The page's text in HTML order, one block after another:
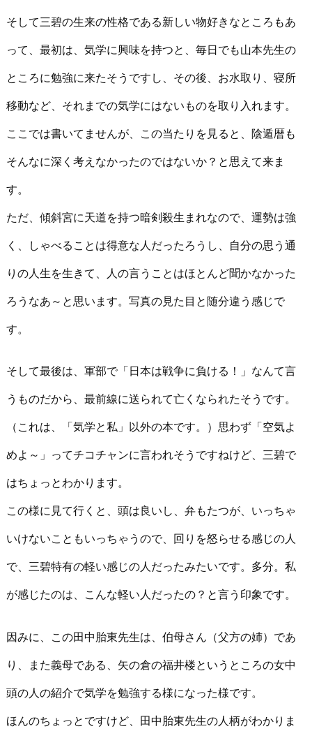
そして三碧の生来の性格である新しい物好きなところもあ
って、最初は、気学に興味を持つと、毎日でも山本先生の
ところに勉強に来たそうですし、その後、お水取り、寝所
移動など、それまでの気学にはないものを取り入れます。
ここでは書いてませんが、この当たりを見ると、陰遁暦も
そんなに深く考えなかったのではないか？と思えて来ま
す。
ただ、傾斜宮に天道を持つ暗剣殺生まれなので、運勢は強
く、しゃべることは得意な人だったろうし、自分の思う通
りの人生を生きて、人の言うことはほとんど聞かなかった
ろうなあ～と思います。写真の見た目と随分違う感じで
す。
そして最後は、軍部で「日本は戦争に負ける！」なんて言
うものだから、最前線に送られて亡くなられたそうです。
（これは、「気学と私」以外の本です。）思わず「空気よ
めよ～」ってチコチャンに言われそうですねけど、三碧で
はちょっとわかります。
この様に見て行くと、頭は良いし、弁もたつが、いっちゃ
いけないこともいっちゃうので、回りを怒らせる感じの人
で、三碧特有の軽い感じの人だったみたいです。多分。私
が感じたのは、こんな軽い人だったの？と言う印象です。
因みに、この田中胎東先生は、伯母さん（父方の姉）であ
り、また義母である、矢の倉の福井楼というところの女中
頭の人の紹介で気学を勉強する様になった様です。
ほんのちょっとですけど、田中胎東先生の人柄がわかりま